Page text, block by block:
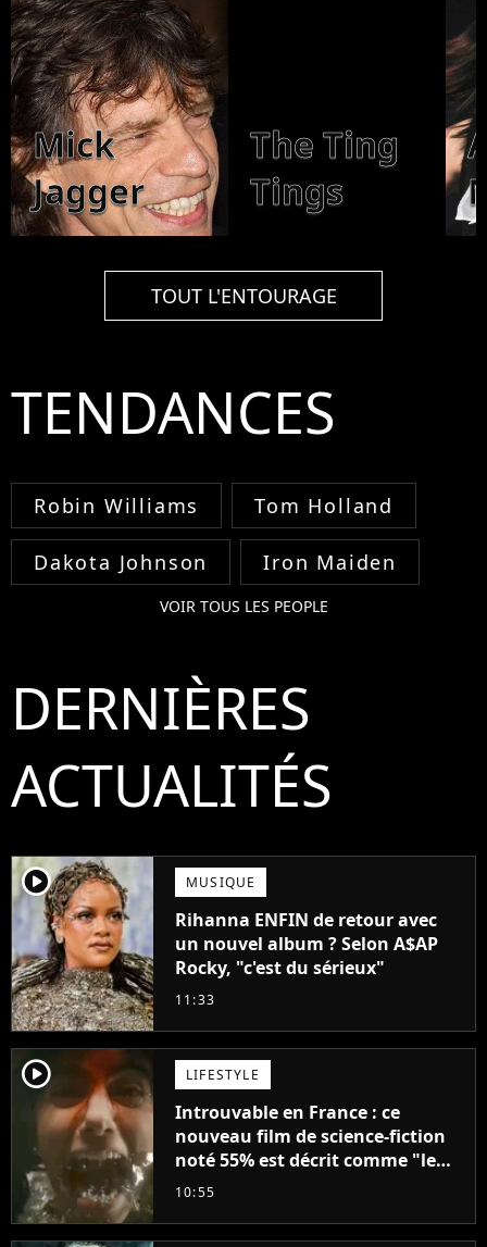
Mick
Jagger
The Ting
Tings
TOUT L'ENTOURAGE
TENDANCES
Robin Williams Tom Holland
Dakota Johnson Iron Maiden
VOIR TOUS LES PEOPLE
DERNIÈRES
ACTUALITÉS
player2 MUSIQUE
Rihanna ENFIN de retour avec
un nouvel album ? Selon A$AP
Rocky, "c'est du sérieux"
11:33
player2 LIFESTYLE
Introuvable en France : ce
nouveau film de science-fiction
noté 55% est décrit comme "le
plus stupide de l'année"
10:55